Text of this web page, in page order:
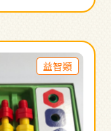
益智類